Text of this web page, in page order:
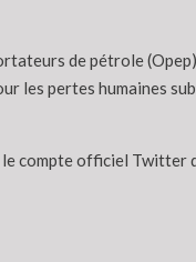
de pétrole
les pertes humaines
compte officiel Twitter